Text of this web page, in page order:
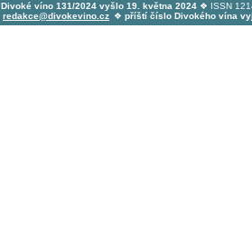
Divoké víno 131/2024 vyšlo 19. května 2024 ❖ ISSN
redakce@divokevino.cz ❖ příští číslo Divokého vína